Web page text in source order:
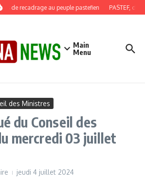
de recadrage au peuple pastefien PASTEF,
Main
Menu
des Ministres
du Conseil des
mercredi 03 juillet
jeudi 4 juillet 2024